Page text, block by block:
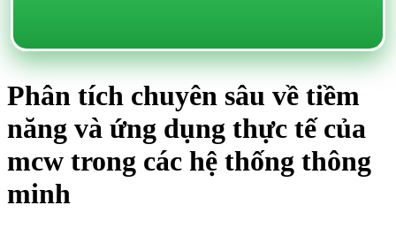
Phân tích chuyên sâu về tiềm
năng và ứng dụng thực tế của
mcw trong các hệ thống thông
minh